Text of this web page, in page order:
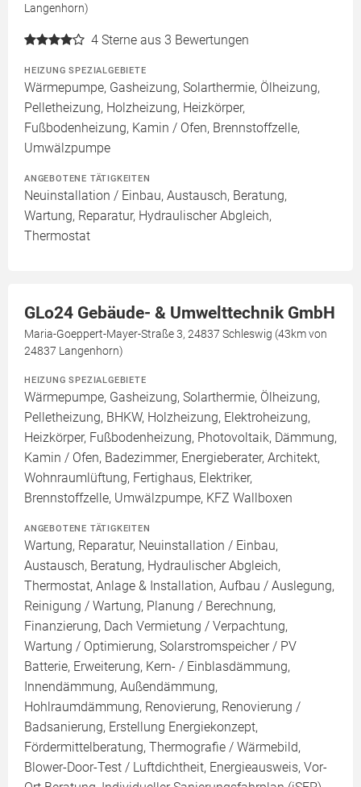
Langenhorn)
4 Sterne aus 3 Bewertungen
HEIZUNG SPEZIALGEBIETE
Wärmepumpe, Gasheizung, Solarthermie, Ölheizung,
Pelletheizung, Holzheizung, Heizkörper,
Fußbodenheizung, Kamin / Ofen, Brennstoffzelle,
Umwälzpumpe
ANGEBOTENE TÄTIGKEITEN
Neuinstallation / Einbau, Austausch, Beratung,
Wartung, Reparatur, Hydraulischer Abgleich,
Thermostat
GLo24 Gebäude- & Umwelttechnik GmbH
Maria-Goeppert-Mayer-Straße 3, 24837 Schleswig (43km von
24837 Langenhorn)
HEIZUNG SPEZIALGEBIETE
Wärmepumpe, Gasheizung, Solarthermie, Ölheizung,
Pelletheizung, BHKW, Holzheizung, Elektroheizung,
Heizkörper, Fußbodenheizung, Photovoltaik, Dämmung,
Kamin / Ofen, Badezimmer, Energieberater, Architekt,
Wohnraumlüftung, Fertighaus, Elektriker,
Brennstoffzelle, Umwälzpumpe, KFZ Wallboxen
ANGEBOTENE TÄTIGKEITEN
Wartung, Reparatur, Neuinstallation / Einbau,
Austausch, Beratung, Hydraulischer Abgleich,
Thermostat, Anlage & Installation, Aufbau / Auslegung,
Reinigung / Wartung, Planung / Berechnung,
Finanzierung, Dach Vermietung / Verpachtung,
Wartung / Optimierung, Solarstromspeicher / PV
Batterie, Erweiterung, Kern- / Einblasdämmung,
Innendämmung, Außendämmung,
Hohlraumdämmung, Renovierung, Renovierung /
Badsanierung, Erstellung Energiekonzept,
Fördermittelberatung, Thermografie / Wärmebild,
Blower-Door-Test / Luftdichtheit, Energieausweis, Vor-